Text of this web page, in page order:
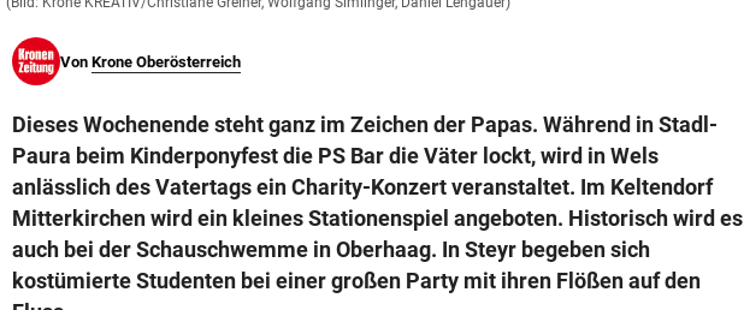
Von Krone Oberösterreich
Dieses Wochenende steht ganz im Zeichen der Papas. Während in Stadl-
Paura beim Kinderponyfest die PS Bar die Väter lockt, wird in Wels
anlässlich des Vatertags ein Charity-Konzert veranstaltet. Im Keltendorf
Mitterkirchen wird ein kleines Stationenspiel angeboten. Historisch wird es
auch bei der Schauschwemme in Oberhaag. In Steyr begeben sich
kostümierte Studenten bei einer großen Party mit ihren Flößen auf den